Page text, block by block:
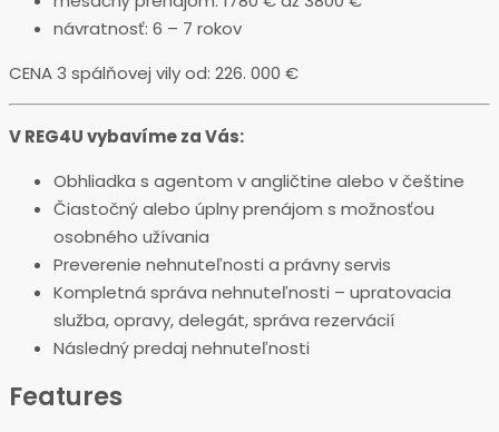
návratnosť: 6 – 7 rokov
CENA 3 spálňovej vily od: 226. 000 €
V REG4U vybavíme za Vás:
Obhliadka s agentom v angličtine alebo v češtine
Čiastočný alebo úplny prenájom s možnosťou
osobného užívania
Preverenie nehnuteľnosti a právny servis
Kompletná správa nehnuteľnosti – upratovacia
služba, opravy, delegát, správa rezervácií
Následný predaj nehnuteľnosti
Features